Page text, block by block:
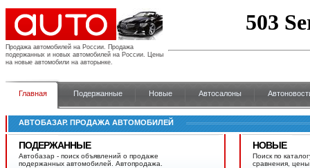
Продажа автомобилей на России. Продажа
подержанных и новых автомобилей на России. Цены
на новые автомобили на авторынке.
Главная Подержанные Новые Автосалоны
АВТОБАЗАР. ПРОДАЖА АВТОМОБИЛЕЙ
ПОДЕРЖАННЫЕ
Автобазар - поиск объявлений о продаже
подержанных автомобилей. Автопродажа.
НОВЫЕ
Поиск по
сравнения,